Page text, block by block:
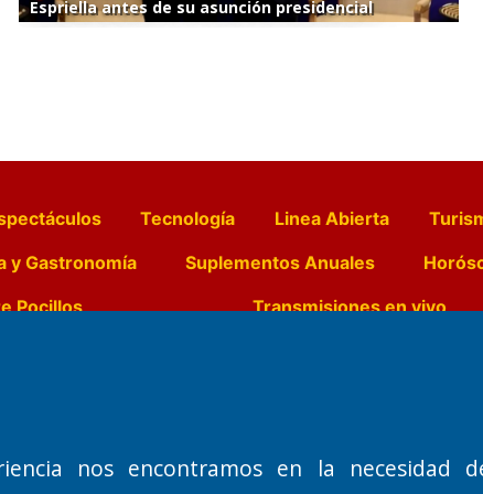
Espriella antes de su asunción presidencial
Tecnología Linea Abierta
y Gastronomía Suplementos Anuales
Pocillos Transmisiones en vivo
1992
Santa Rosa, La Pampa.
Número de Registro DNDA:
Dr. Jorge Ricardo
Redacción,
nos encontramos en la necesidad